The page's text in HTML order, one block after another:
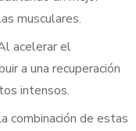
musculares.
acelerar el
a una recuperación
intensos.
combinación de estas